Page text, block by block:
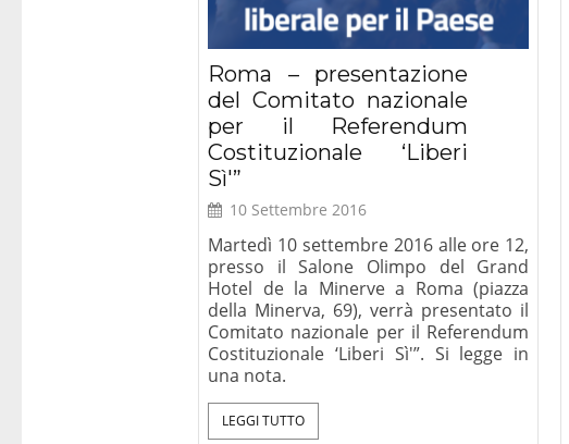
Roma – presentazione
del Comitato nazionale
per il Referendum
Costituzionale ‘Liberi
Sì'”
10 Settembre 2016
Martedì 10 settembre 2016 alle ore 12,
presso il Salone Olimpo del Grand
Hotel de la Minerve a Roma (piazza
della Minerva, 69), verrà presentato il
Comitato nazionale per il Referendum
Costituzionale ‘Liberi Sì'”. Si legge in
una nota.
LEGGI TUTTO